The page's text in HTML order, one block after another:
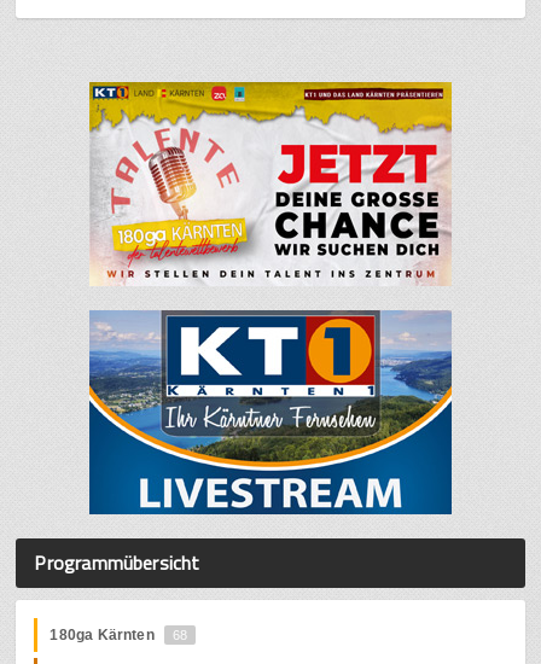
Programmübersicht
180ga Kärnten 68